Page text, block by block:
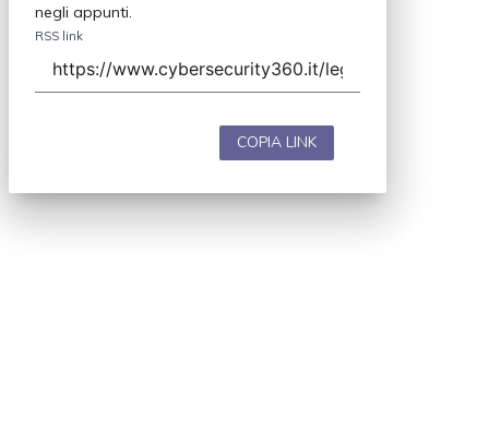
negli appunti.
RSS link
COPIA LINK